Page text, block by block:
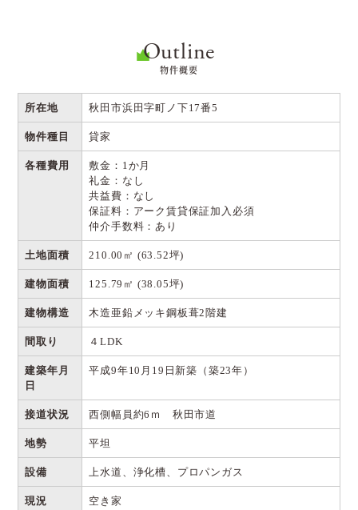
Outline
物件概要
所在地 秋田市浜田字町ノ下17番5
物件種目 貸家
各種費用
敷金：1か月
礼金：なし
共益費：なし
保証料：アーク賃貸保証加入必須
仲介手数料：あり
土地面積 210.00㎡ (63.52坪)
建物面積 125.79㎡ (38.05坪)
建物構造 木造亜鉛メッキ鋼板葺2階建
間取り ４LDK
建築年月
日
平成9年10月19日新築（築23年）
接道状況 西側幅員約6ｍ 秋田市道
地勢 平坦
設備 上水道、浄化槽、プロパンガス
現況 空き家